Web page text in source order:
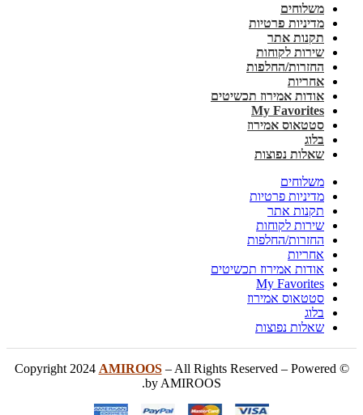
משלוחים
מדיניות פרטיות
תקנות אתר
שירות לקוחות
החזרות/החלפות
אחריות
אודות אמירוז תכשיטים
My Favorites
סטטאוס אמירוז
בלוג
שאלות נפוצות
משלוחים
מדיניות פרטיות
תקנות אתר
שירות לקוחות
החזרות/החלפות
אחריות
אודות אמירוז תכשיטים
My Favorites
סטטאוס אמירוז
בלוג
שאלות נפוצות
© Copyright 2024
AMIROOS– All Rights Reserved – Powered
by AMIROOS.